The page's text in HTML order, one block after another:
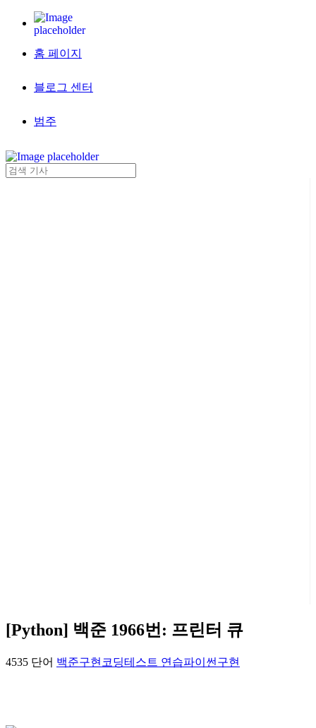
홈 페이지
블로그 센터
범주
[Python] 백준 1966번: 프린터 큐
4535 단어 백준구현 코딩테스트 연습파이썬 구현